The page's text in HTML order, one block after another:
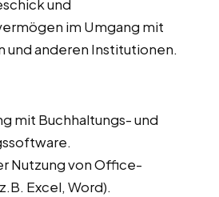
und
im Umgang mit
und anderen Institutionen.
mit Buchhaltungs- und
Nutzung von Office-
Excel, Word).